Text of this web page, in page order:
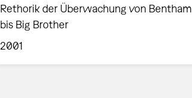
Rethorik der Überwachung von Bentham
bis Big Brother
2001